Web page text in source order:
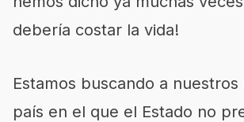
debería costar la vida!
Estamos buscando a nuestros
país en el que el Estado no